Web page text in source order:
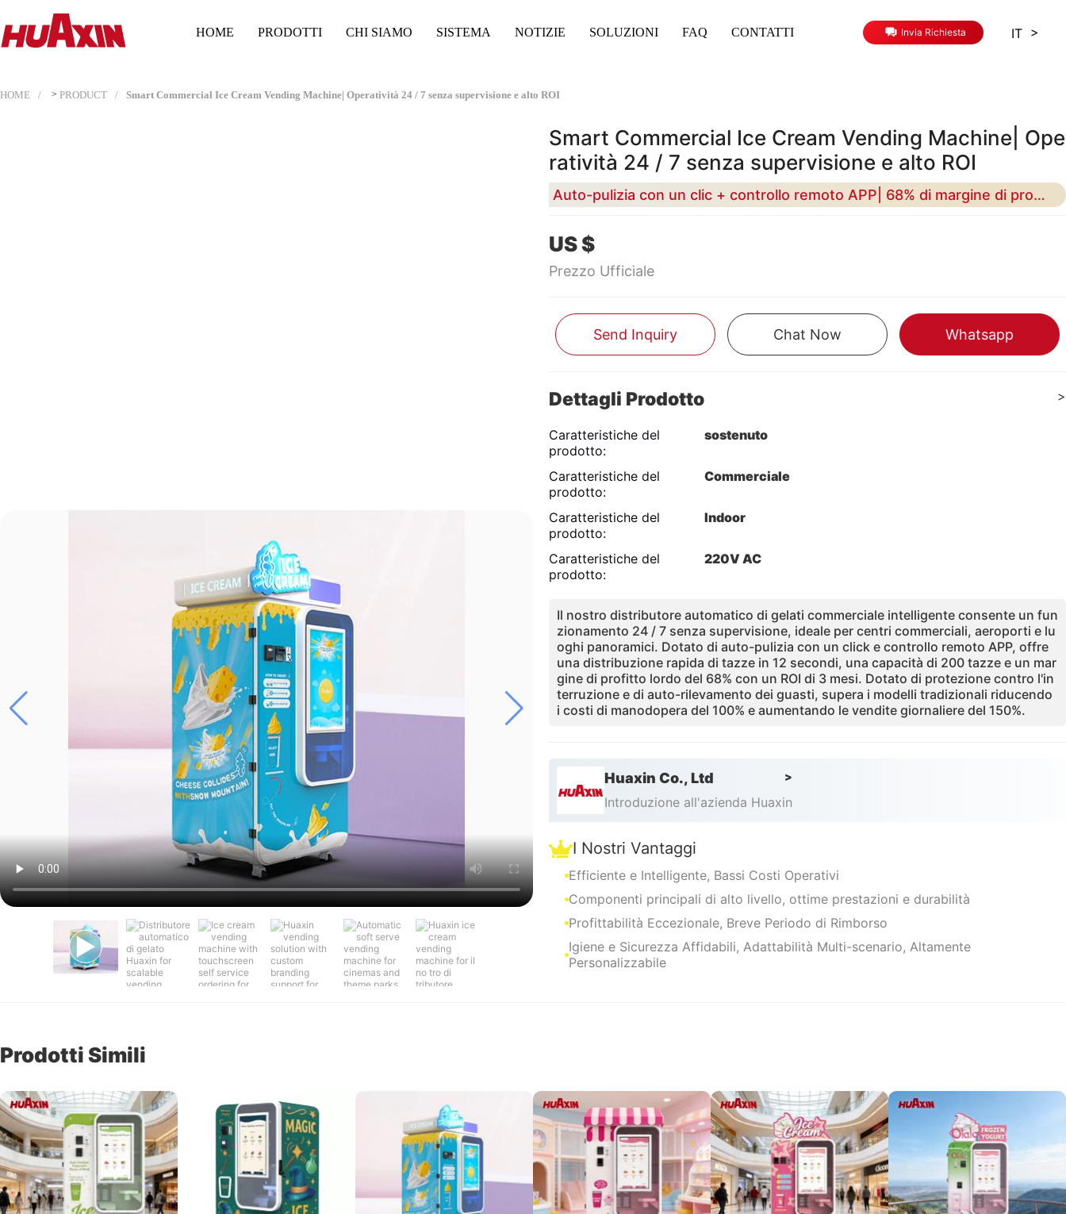
HOME PRODOTTI CHI SIAMO SISTEMA NOTIZIE SOLUZIONI FAQ CONTATTI Invia Richiesta IT >
HOME > PRODUCT Smart Commercial Ice Cream Vending Machine| Operatività 24 / 7 senza supervisione e alto ROI
Smart Commercial Ice Cream Vending Machine| Ope
ratività 24 / 7 senza supervisione e alto ROI
Auto-pulizia con un clic + controllo remoto APP| 68% di margine di profitto lordo.
US $
Prezzo Ufficiale
Send Inquiry Chat Now Whatsapp
Dettagli Prodotto >
Caratteristiche del
prodotto:
sostenuto
Caratteristiche del
prodotto:
Commerciale
Caratteristiche del
prodotto:
Indoor
Caratteristiche del
prodotto:
220V AC
Il nostro distributore automatico di gelati commerciale intelligente consente un fun
zionamento 24 / 7 senza supervisione, ideale per centri commerciali, aeroporti e lu
oghi panoramici. Dotato di auto-pulizia con un click e controllo remoto APP, offre
una distribuzione rapida di tazze in 12 secondi, una capacità di 200 tazze e un mar
gine di profitto lordo del 68% con un ROI di 3 mesi. Dotato di protezione contro l'in
terruzione e di auto-rilevamento dei guasti, supera i modelli tradizionali riducendo
i costi di manodopera del 100% e aumentando le vendite giornaliere del 150%.
Huaxin Co., Ltd >
Introduzione all'azienda Huaxin
I Nostri Vantaggi
Efficiente e Intelligente, Bassi Costi Operativi
Componenti principali di alto livello, ottime prestazioni e durabilità
Profittabilità Eccezionale, Breve Periodo di Rimborso
Igiene e Sicurezza Affidabili, Adattabilità Multi-scenario, Altamente
Personalizzabile
Prodotti Simili